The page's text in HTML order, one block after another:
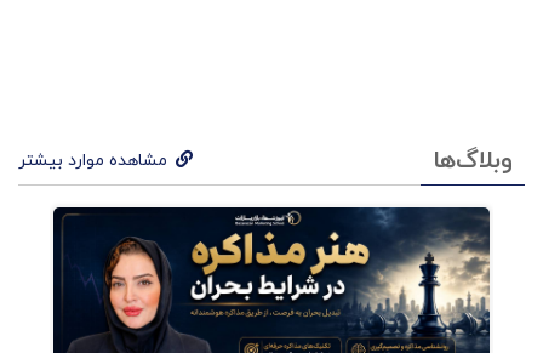
تکاملی مغز» ترسیم می‌کند: از نخستین سلول‌های
لایه از توانایی‌های مغز — از احساس گرسنگی تا نیاز
به تعلق اجتماعی — در زمان خاصی از تاریخ حیات
روی زمین پدید آمده و هیچ‌کدام از بین نرفته‌اند.
وبلاگ‌ها مشاهده موارد بیشتر